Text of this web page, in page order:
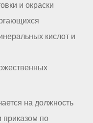
и окраски
кислот и
на должность
приказом по